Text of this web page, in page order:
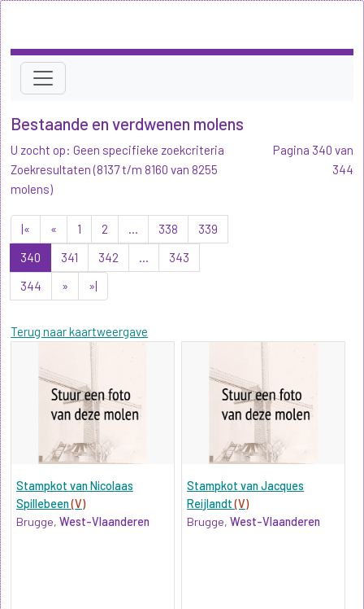
Bestaande en verdwenen molens
U zocht op: Geen specifieke zoekcriteria
Zoekresultaten (8137 t/m 8160 van 8255
molens)
|« « 1 2 ... 338
339
340
341 342 ...
343
344
» »|
Terug naar kaartweergave
Pagina 340 van
344
Stampkot van Nicolaas
Spillebeen(V)
Brugge, West-Vlaanderen
Stampkot van Jacques
Reijlandt(V)
Brugge,West-Vlaanderen